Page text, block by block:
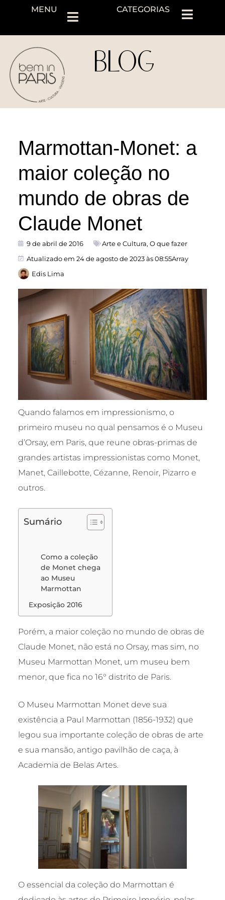
MENU CATEGORIAS
BLOG
Marmottan-Monet: a
maior coleção no
mundo de obras de
Claude Monet
9 de abril de 2016 Arte e Cultura, O que fazer
Atualizado em 24 de agosto de 2023 às 08:55Array
Edis Lima
Quando falamos em impressionismo, o
primeiro museu no qual pensamos é o Museu
d’Orsay, em Paris, que reune obras-primas de
grandes artistas impressionistas como Monet,
Manet, Caillebotte, Cézanne, Renoir, Pizarro e
outros.
Sumário
Como a coleção
de Monet chega
ao Museu
Marmottan
Exposição 2016
Porém, a maior coleção no mundo de obras de
Claude Monet, não está no Orsay, mas sim, no
Museu Marmottan Monet, um museu bem
menor, que fica no 16° distrito de Paris.
O Museu Marmottan Monet deve sua
existência a Paul Marmottan (1856-1932) que
legou sua importante coleção de obras de arte
e sua mansão, antigo pavilhão de caça, à
Academia de Belas Artes.
O essencial da coleção do Marmottan é